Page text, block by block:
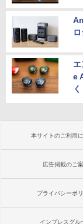
e
く
本サイトのご利用
広告掲載のご
プライバシーポ
インプレスグル